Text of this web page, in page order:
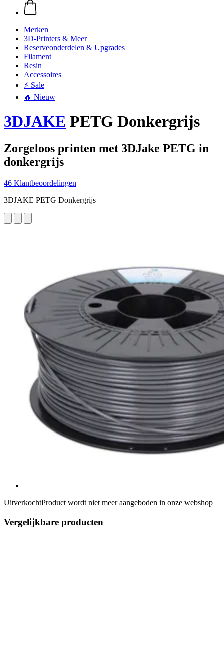
Merken
3D-Printers & Meer
Reserveonderdelen & Upgrades
Filament
Resin
Accessoires
⚡ Sale
🔥 Nieuw
3DJAKE PETG Donkergrijs
Zorgeloos printen met 3DJake PETG in
donkergrijs
46 Klantbeoordelingen
3DJAKE PETG Donkergrijs
UitverkochtProduct wordt niet meer aangeboden in onze webshop
Vergelijkbare producten